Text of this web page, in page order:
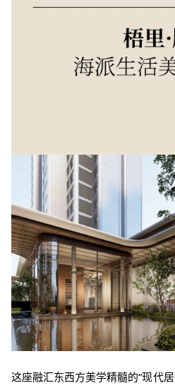
这座融汇东西方美学精髓的“现代